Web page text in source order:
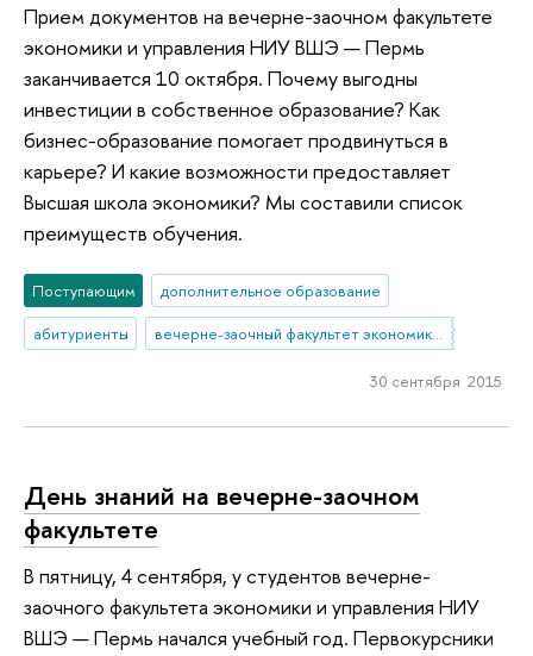
Прием документов на вечерне-заочном факультете
экономики и управления НИУ ВШЭ — Пермь
заканчивается 10 октября. Почему выгодны
инвестиции в собственное образование? Как
бизнес-образование помогает продвинуться в
карьере? И какие возможности предоставляет
Высшая школа экономики? Мы составили список
преимуществ обучения.
Поступающим
дополнительное образование
абитуриенты
вечерне-заочный факультет экономики и управления
30 сентября 2015
День знаний на вечерне-заочном
факультете
В пятницу, 4 сентября, у студентов вечерне-
заочного факультета экономики и управления НИУ
ВШЭ — Пермь начался учебный год. Первокурсники